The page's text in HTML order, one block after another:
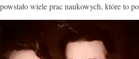
powstało wiele prac naukowych, które to